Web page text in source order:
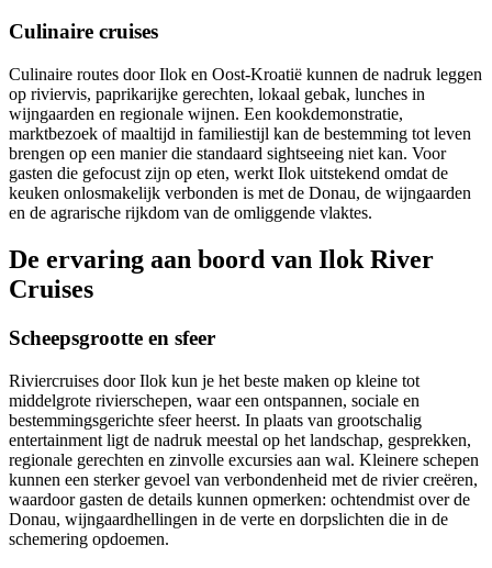
Culinaire cruises
Culinaire routes door Ilok en Oost-Kroatië kunnen de nadruk leggen
op riviervis, paprikarijke gerechten, lokaal gebak, lunches in
wijngaarden en regionale wijnen. Een kookdemonstratie,
marktbezoek of maaltijd in familiestijl kan de bestemming tot leven
brengen op een manier die standaard sightseeing niet kan. Voor
gasten die gefocust zijn op eten, werkt Ilok uitstekend omdat de
keuken onlosmakelijk verbonden is met de Donau, de wijngaarden
en de agrarische rijkdom van de omliggende vlaktes.
De ervaring aan boord van Ilok River
Cruises
Scheepsgrootte en sfeer
Riviercruises door Ilok kun je het beste maken op kleine tot
middelgrote rivierschepen, waar een ontspannen, sociale en
bestemmingsgerichte sfeer heerst. In plaats van grootschalig
entertainment ligt de nadruk meestal op het landschap, gesprekken,
regionale gerechten en zinvolle excursies aan wal. Kleinere schepen
kunnen een sterker gevoel van verbondenheid met de rivier creëren,
waardoor gasten de details kunnen opmerken: ochtendmist over de
Donau, wijngaardhellingen in de verte en dorpslichten die in de
schemering opdoemen.